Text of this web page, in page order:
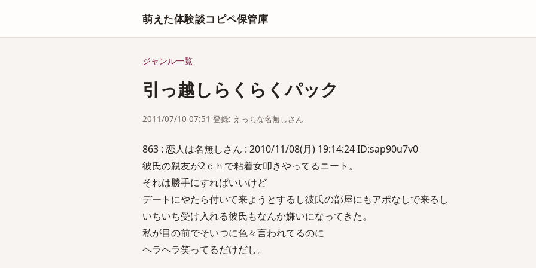
萌えた体験談コピペ保管庫
ジャンル一覧
引っ越しらくらくパック
2011/07/10 07:51 登録: えっちな名無しさん
863 : 恋人は名無しさん : 2010/11/08(月) 19:14:24 ID:sap90u7v0
彼氏の親友が2ｃｈで粘着女叩きやってるニート。
それは勝手にすればいいけど
デートにやたら付いて来ようとするし彼氏の部屋にもアポなしで来るし
いちいち受け入れる彼氏もなんか嫌いになってきた。
私が目の前でそいつに色々言われてるのに
ヘラヘラ笑ってるだけだし。